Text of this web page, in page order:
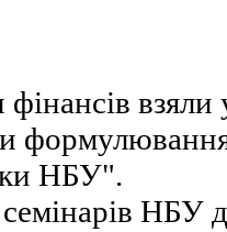
взяли
формулювання
НБУ".
НБУ